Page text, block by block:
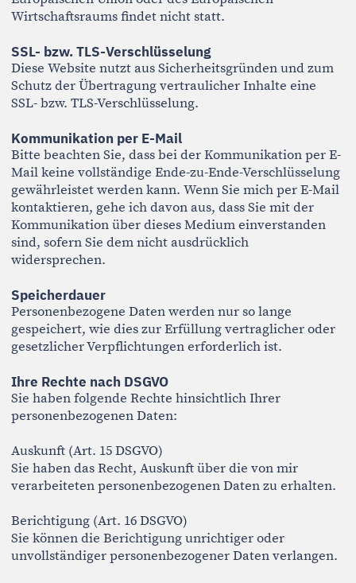
Löschung (Art. 17 DSGVO)
Aufbewahrungspflichten entgegenstehen.
Einschränkung der Verarbeitung (Art. 18 DSGVO)
Unter bestimmten Voraussetzungen können Sie eine
Einschränkung der Verarbeitung verlangen.
Sie können der Verarbeitung Ihrer personenbezogenen
Daten widersprechen, sofern diese auf berechtigtem
Interesse beruht.
Datenübertragbarkeit (Art. 20 DSGVO)
Sie haben das Recht, Ihre personenbezogenen Daten
in einem strukturierten, gängigen und
maschinenlesbaren Format zu erhalten.
Beschwerderecht bei der Aufsichtsbehörde
Sie haben das Recht, sich bei einer
Zuständige Aufsichtsbehörde:
Der Bayerische Landesbeauftragte für den
Datenschutz
Wagmüllerstraße 18
80538 München
https://www.datenschutz-bayern.de
Verbraucherstreitbeilegung
EU-Streitschlichtung
Die Europäische Kommission stellt eine Plattform zur
Online-Streitbeilegung bereit:
(Hinweis: Die Plattform wird voraussichtlich im Juni
2026 eingestellt.)
Verbraucherstreitbeilegung /
Ich bin weder bereit noch verpflichtet, an
Streitbeilegungsverfahren vor einer
Verbraucherschlichtungsstelle teilzunehmen.